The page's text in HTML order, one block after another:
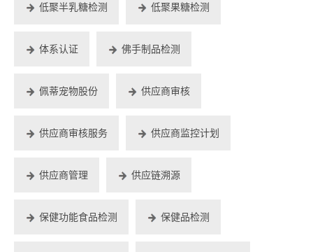
低聚半乳糖检测 低聚果糖检测
体系认证 佛手制品检测
佩蒂宠物股份 供应商审核
供应商审核服务 供应商监控计划
供应商管理 供应链溯源
保健功能食品检测 保健品检测